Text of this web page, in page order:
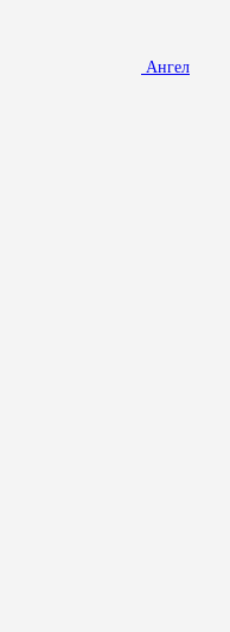
Ангел